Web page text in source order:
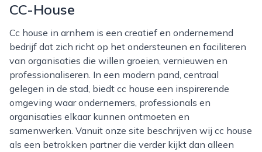
CC-House
Cc house in arnhem is een creatief en ondernemend
bedrijf dat zich richt op het ondersteunen en faciliteren
van organisaties die willen groeien, vernieuwen en
professionaliseren. In een modern pand, centraal
gelegen in de stad, biedt cc house een inspirerende
omgeving waar ondernemers, professionals en
organisaties elkaar kunnen ontmoeten en
samenwerken. Vanuit onze site beschrijven wij cc house
als een betrokken partner die verder kijkt dan alleen